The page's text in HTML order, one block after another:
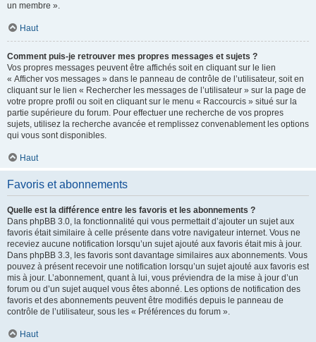
un membre ».
Haut
Comment puis-je retrouver mes propres messages et sujets ?
Vos propres messages peuvent être affichés soit en cliquant sur le lien
« Afficher vos messages » dans le panneau de contrôle de l’utilisateur, soit en
cliquant sur le lien « Rechercher les messages de l’utilisateur » sur la page de
votre propre profil ou soit en cliquant sur le menu « Raccourcis » situé sur la
partie supérieure du forum. Pour effectuer une recherche de vos propres
sujets, utilisez la recherche avancée et remplissez convenablement les options
qui vous sont disponibles.
Haut
Favoris et abonnements
Quelle est la différence entre les favoris et les abonnements ?
Dans phpBB 3.0, la fonctionnalité qui vous permettait d’ajouter un sujet aux
favoris était similaire à celle présente dans votre navigateur internet. Vous ne
receviez aucune notification lorsqu’un sujet ajouté aux favoris était mis à jour.
Dans phpBB 3.3, les favoris sont davantage similaires aux abonnements. Vous
pouvez à présent recevoir une notification lorsqu’un sujet ajouté aux favoris est
mis à jour. L’abonnement, quant à lui, vous préviendra de la mise à jour d’un
forum ou d’un sujet auquel vous êtes abonné. Les options de notification des
favoris et des abonnements peuvent être modifiés depuis le panneau de
contrôle de l’utilisateur, sous les « Préférences du forum ».
Haut